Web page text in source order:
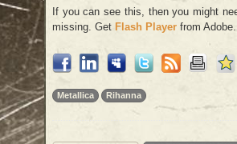
If you can see this, then you might
missing. Get Flash Player from Adobe.
Metallica Rihanna